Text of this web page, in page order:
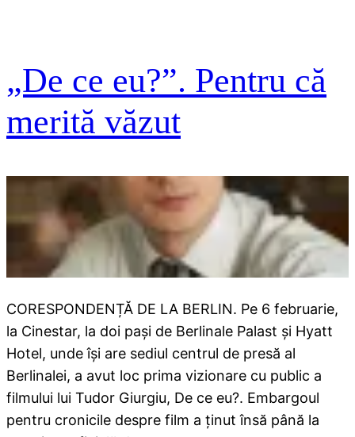
„De ce eu?”. Pentru că
merită văzut
CORESPONDENȚĂ DE LA BERLIN. Pe 6 februarie,
la Cinestar, la doi pași de Berlinale Palast și Hyatt
Hotel, unde își are sediul centrul de presă al
Berlinalei, a avut loc prima vizionare cu public a
filmului lui Tudor Giurgiu, De ce eu?. Embargoul
pentru cronicile despre film a ținut însă până la